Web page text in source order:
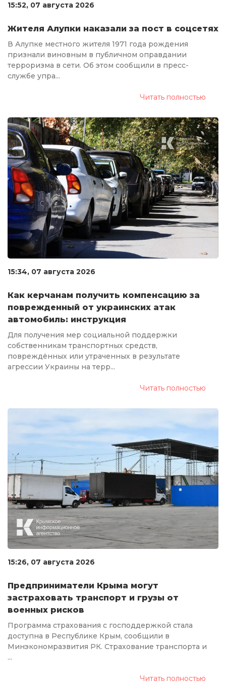
15:52, 07 августа 2026
Жителя Алупки наказали за пост в соцсетях
В Алупке местного жителя 1971 года рождения
признали виновным в публичном оправдании
терроризма в сети. Об этом сообщили в пресс-
службе упра...
Читать полностью
15:34, 07 августа 2026
Как керчанам получить компенсацию за
поврежденный от украинских атак
автомобиль: инструкция
Для получения мер социальной поддержки
собственникам транспортных средств,
повреждённых или утраченных в результате
агрессии Украины на терр...
Читать полностью
15:26, 07 августа 2026
Предприниматели Крыма могут
застраховать транспорт и грузы от
военных рисков
Программа страхования с господдержкой стала
доступна в Республике Крым, сообщили в
Минэкономразвития РК. Страхование транспорта и
...
Читать полностью